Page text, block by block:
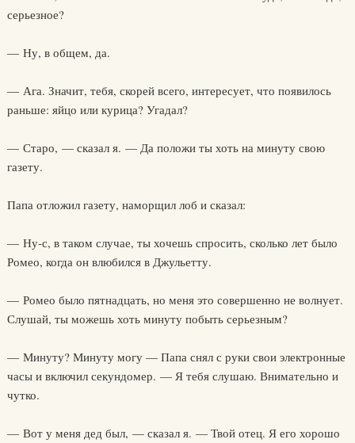
серьезное?
— Ну, в общем, да.
— Ага. Значит, тебя, скорей всего, интересует, что появилось
раньше: яйцо или курица? Угадал?
— Старо, — сказал я. — Да положи ты хоть на минуту свою
газету.
Папа отложил газету, наморщил лоб и сказал:
— Ну-с, в таком случае, ты хочешь спросить, сколько лет было
Ромео, когда он влюбился в Джульетту.
— Ромео было пятнадцать, но меня это совершенно не волнует.
Слушай, ты можешь хоть минуту побыть серьезным?
— Минуту? Минуту могу — Папа снял с руки свои электронные
часы и включил секундомер. — Я тебя слушаю. Внимательно и
чутко.
— Вот у меня дед был, — сказал я. — Твой отец. Я его хорошо